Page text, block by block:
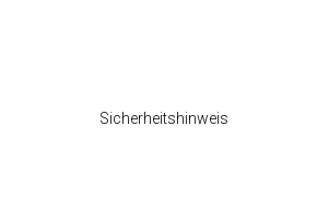
Sicherheitshinweis